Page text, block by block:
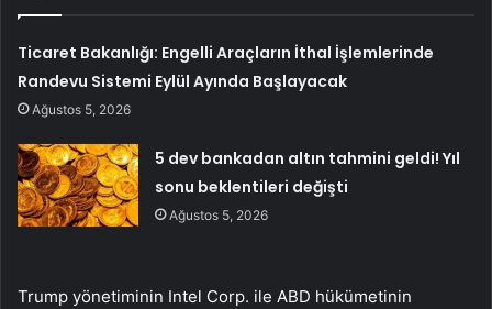
Ticaret Bakanlığı: Engelli Araçların İthal İşlemlerinde
Randevu Sistemi Eylül Ayında Başlayacak
Ağustos 5, 2026
5 dev bankadan altın tahmini geldi! Yıl
sonu beklentileri değişti
Ağustos 5, 2026
Trump yönetiminin Intel Corp. ile ABD hükümetinin